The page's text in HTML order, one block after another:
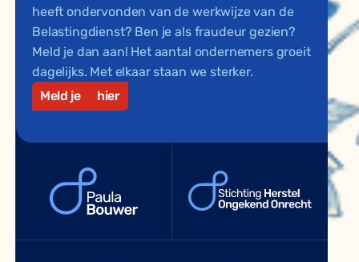
heeft ondervonden van de werkwijze van de
Belastingdienst? Ben je als fraudeur gezien?
Meld je dan aan! Het aantal ondernemers groeit
dagelijks. Met elkaar staan we sterker.
Meld je
hier